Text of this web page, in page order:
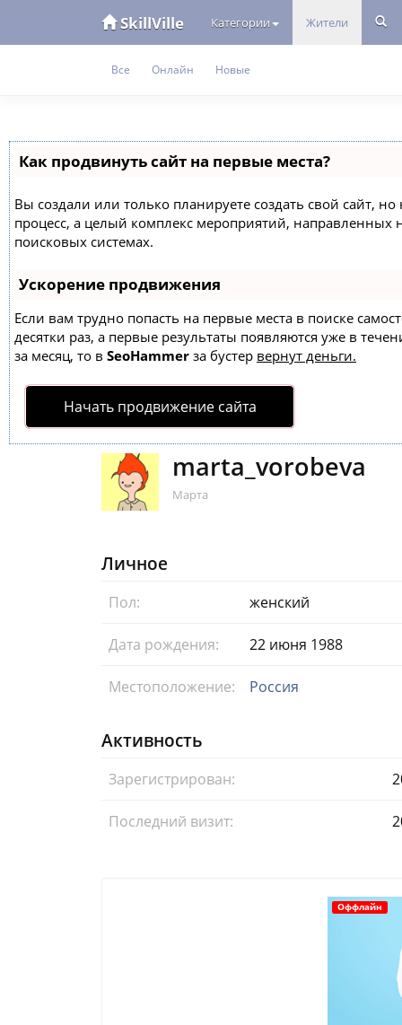
SkillVille Категории Жители
Все Онлайн Новые
Как продвинуть сайт на первые места?
Вы создали или только планируете создать свой сайт,
процесс, а целый комплекс мероприятий,
поисковых системах.
Ускорение продвижения
Если вам трудно попасть на первые места в поиске
десятки раз, а первые результаты появляются уже в
за месяц, то в SeoHammer за бустер вернут деньги.
Начать продвижение сайта
marta_vorobeva
Марта
Личное
Пол: женский
Дата рождения: 22 июня 1988
Местоположение: Россия
Активность
Зарегистрирован:
Последний визит:
Оффлайн